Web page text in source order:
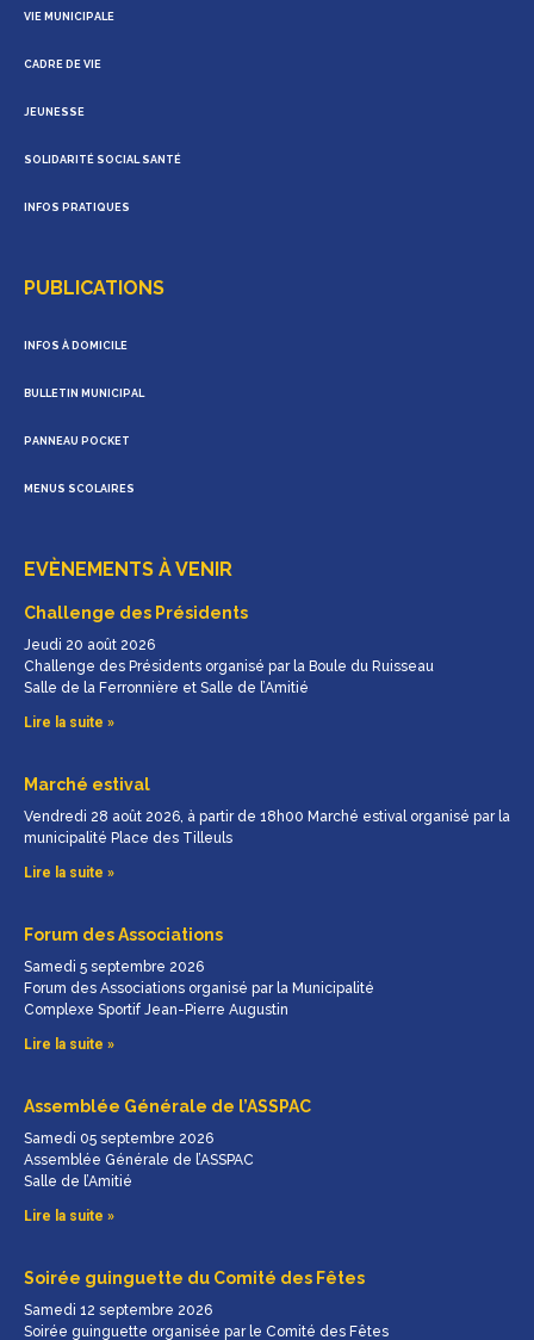
VIE MUNICIPALE
CADRE DE VIE
JEUNESSE
SOLIDARITÉ SOCIAL SANTÉ
INFOS PRATIQUES
PUBLICATIONS
INFOS À DOMICILE
BULLETIN MUNICIPAL
PANNEAU POCKET
MENUS SCOLAIRES
EVÈNEMENTS À VENIR
Challenge des Présidents
Jeudi 20 août 2026
Challenge des Présidents organisé par la Boule du Ruisseau
Salle de la Ferronnière et Salle de l’Amitié
Lire la suite »
Marché estival
Vendredi 28 août 2026, à partir de 18h00 Marché estival organisé par la
municipalité Place des Tilleuls
Lire la suite »
Forum des Associations
Samedi 5 septembre 2026
Forum des Associations organisé par la Municipalité
Complexe Sportif Jean-Pierre Augustin
Lire la suite »
Assemblée Générale de l’ASSPAC
Samedi 05 septembre 2026
Assemblée Générale de l’ASSPAC
Salle de l’Amitié
Lire la suite »
Soirée guinguette du Comité des Fêtes
Samedi 12 septembre 2026
Soirée guinguette organisée par le Comité des Fêtes